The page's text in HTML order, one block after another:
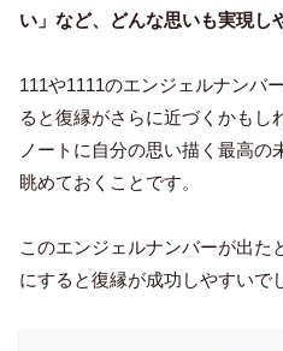
い」など、どんな思いも実現し
111や1111のエンジェルナンバ
ると復縁がさらに近づくかもし
ノートに自分の思い描く最高の
眺めておくことです。
このエンジェルナンバーが出た
にすると復縁が成功しやすいで